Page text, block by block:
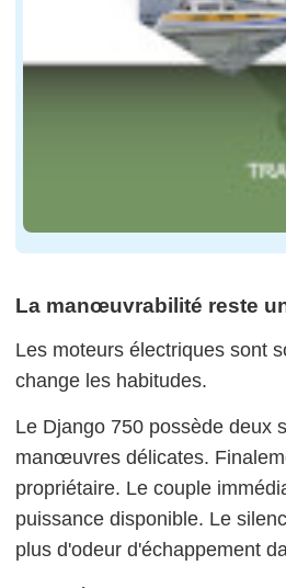
La manœuvrabilité reste
Les moteurs électriques sont
change les habitudes.
Le Django 750 possède deux
manœuvres délicates.
propriétaire. Le couple
puissance disponible. Le
plus d'odeur d'échappement